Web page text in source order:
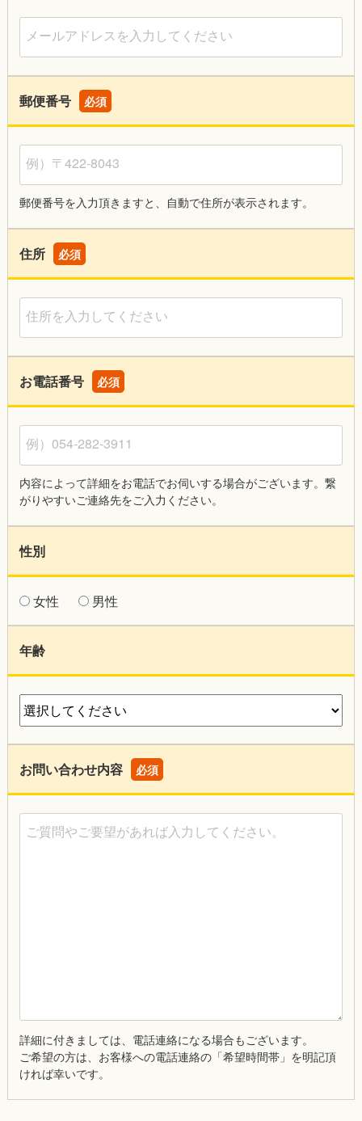
メールアドレスを入力してください
郵便番号 必須
例）〒422-8043
郵便番号を入力頂きますと、自動で住所が表示されます。
住所 必須
住所を入力してください
お電話番号 必須
例）054-282-3911
内容によって詳細をお電話でお伺いする場合がございます。繋
がりやすいご連絡先をご入力ください。
性別
女性 男性
年齢
お問い合わせ内容 必須
ご質問やご要望があれば入力してください。
詳細に付きましては、電話連絡になる場合もございます。
ご希望の方は、お客様への電話連絡の「希望時間帯」を明記頂
ければ幸いです。